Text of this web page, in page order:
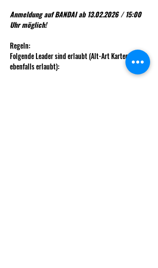
Anmeldung auf BANDAI ab 13.02.2026 / 15:00
Uhr möglich!
Regeln:
Folgende Leader sind erlaubt (Alt-Art Karten sind
ebenfalls erlaubt):